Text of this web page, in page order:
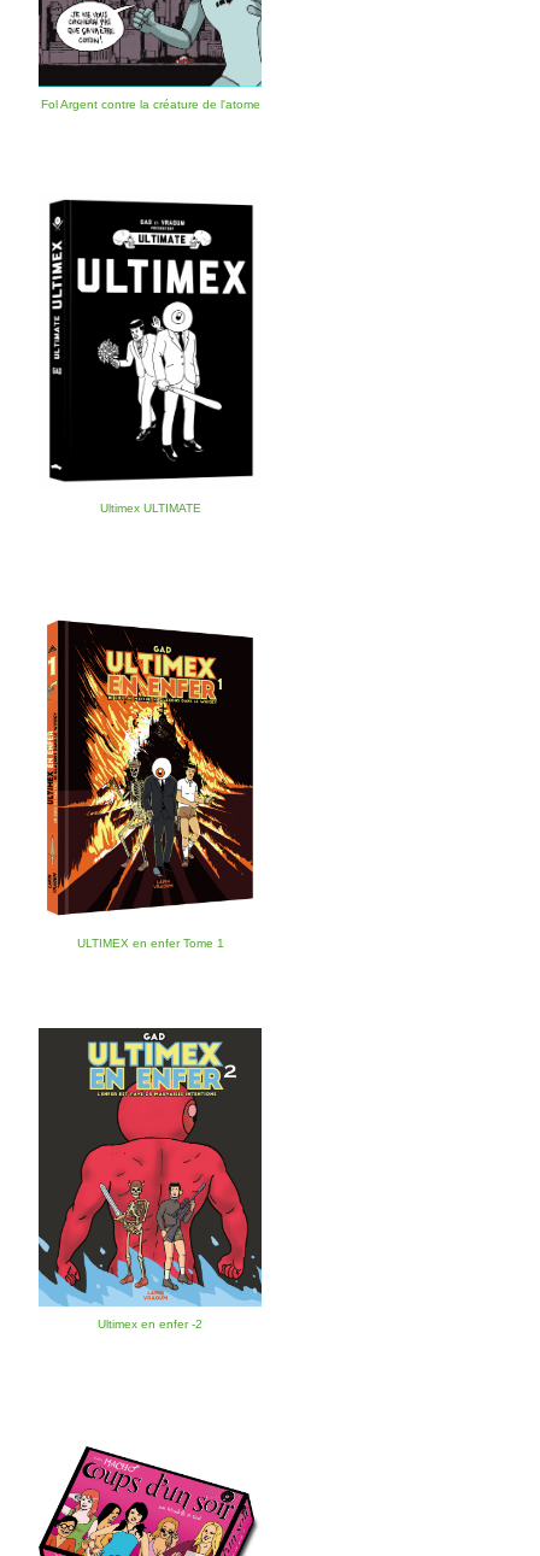
Fol Argent contre la créature de l'atome
Ultimex ULTIMATE
ULTIMEX en enfer Tome 1
Ultimex en enfer -2